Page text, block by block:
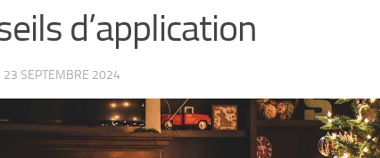
d’application
23 SEPTEMBRE 2024